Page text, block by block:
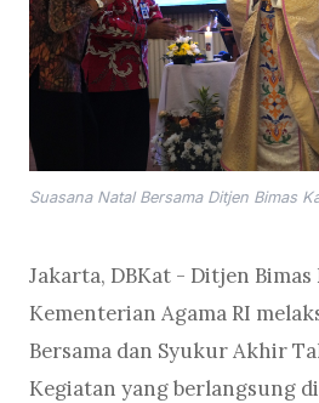
Suasana Natal Bersama Ditjen Bimas
Jakarta, DBKat - Ditjen
Kementerian Agama RI
Bersama dan Syukur Akhir
Kegiatan yang berlangsung